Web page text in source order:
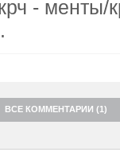
- менты/
ВСЕ КОММЕНТАРИИ (1)